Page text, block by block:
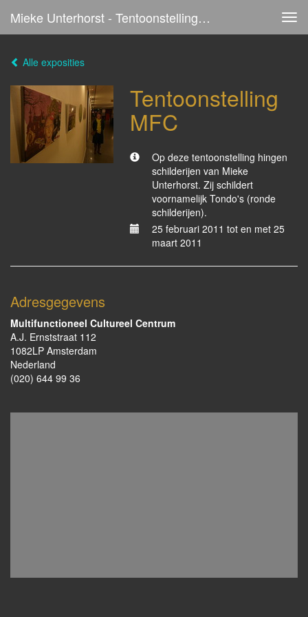
Mieke Unterhorst - Tentoonstelling MFC
Alle exposities
Tentoonstelling
MFC
Op deze tentoonstelling hingen
schilderijen van Mieke
Unterhorst. Zij schildert
voornamelijk Tondo's (ronde
schilderijen).
25 februari 2011 tot en met 25
maart 2011
Adresgegevens
Multifunctioneel Cultureel Centrum
A.J. Ernststraat 112
1082LP Amsterdam
Nederland
(020) 644 99 36